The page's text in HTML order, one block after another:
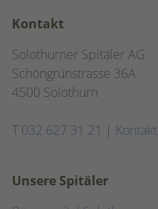
Kontakt
Solothurner Spitäler AG
Schöngrünstrasse 36A
4500 Solothurn
T 032 627 31 21 | Kontakt
Unsere Spitäler